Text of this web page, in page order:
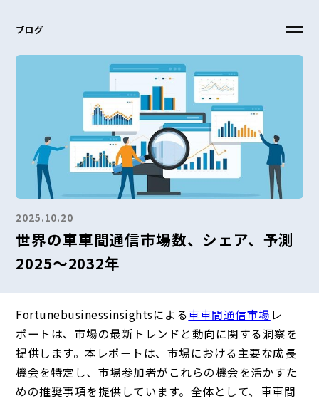
ブログ
2025.10.20
世界の車車間通信市場数、シェア、予測
2025～2032年
Fortunebusinessinsightsによる車車間通信市場 レ
ポート は、市場の最新トレンドと動向に関する洞察を
提供します。本レポートは、市場における主要な成長
機会を特定し、市場参加者がこれらの機会を活かすた
めの推奨事項を提供しています。全体として、車車間